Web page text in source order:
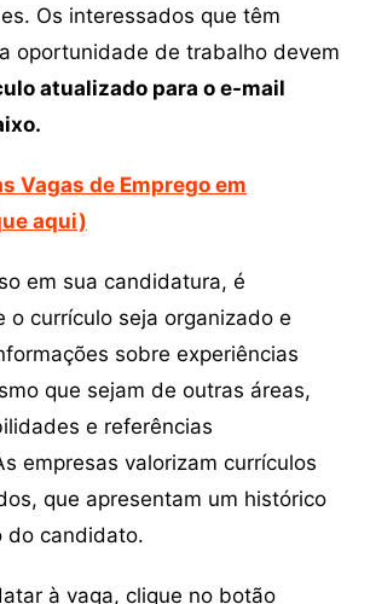
Os interessados que têm
oportunidade de trabalho devem
atualizadopara o e-mail
Vagas de Emprego em
aqui)
em sua candidatura, é
o currículo seja organizado e
sobre experiências
que sejam de outras áreas,
e referências
empresas valorizam currículos
que apresentam um histórico
do candidato.
à vaga, clique no botão